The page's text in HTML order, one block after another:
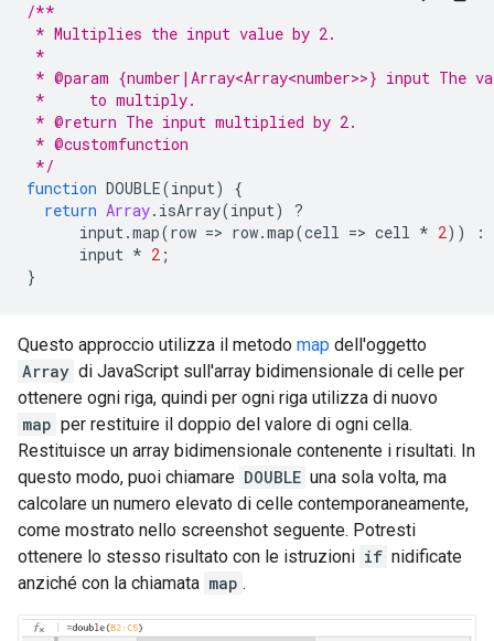
/**
* Multiplies the input value by 2.
*
* @param {number|Array<Array<number>>} input
*     to multiply.
* @return The input multiplied by 2.
* @customfunction
*/
function DOUBLE(input)
{
return Array. isArray(input)
?
input.map(row => row.map(cell => cell * 2))
:
input * 2 ;
}
Questo approccio utilizza il metodo map dell'oggetto
Array di JavaScript sull'array bidimensionale di celle per
ottenere ogni riga, quindi per ogni riga utilizza di nuovo
map per restituire il doppio del valore di ogni cella.
Restituisce un array bidimensionale contenente i risultati. In
questo modo, puoi chiamare DOUBLE una sola volta, ma
calcolare un numero elevato di celle contemporaneamente,
come mostrato nello screenshot seguente. Potresti
ottenere lo stesso risultato con le istruzioni if nidificate
anziché con la chiamata map .